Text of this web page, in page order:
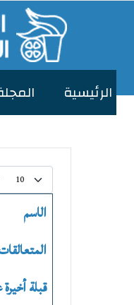
الرئیسیة
عدد
المقالات
الاسم
قبلة